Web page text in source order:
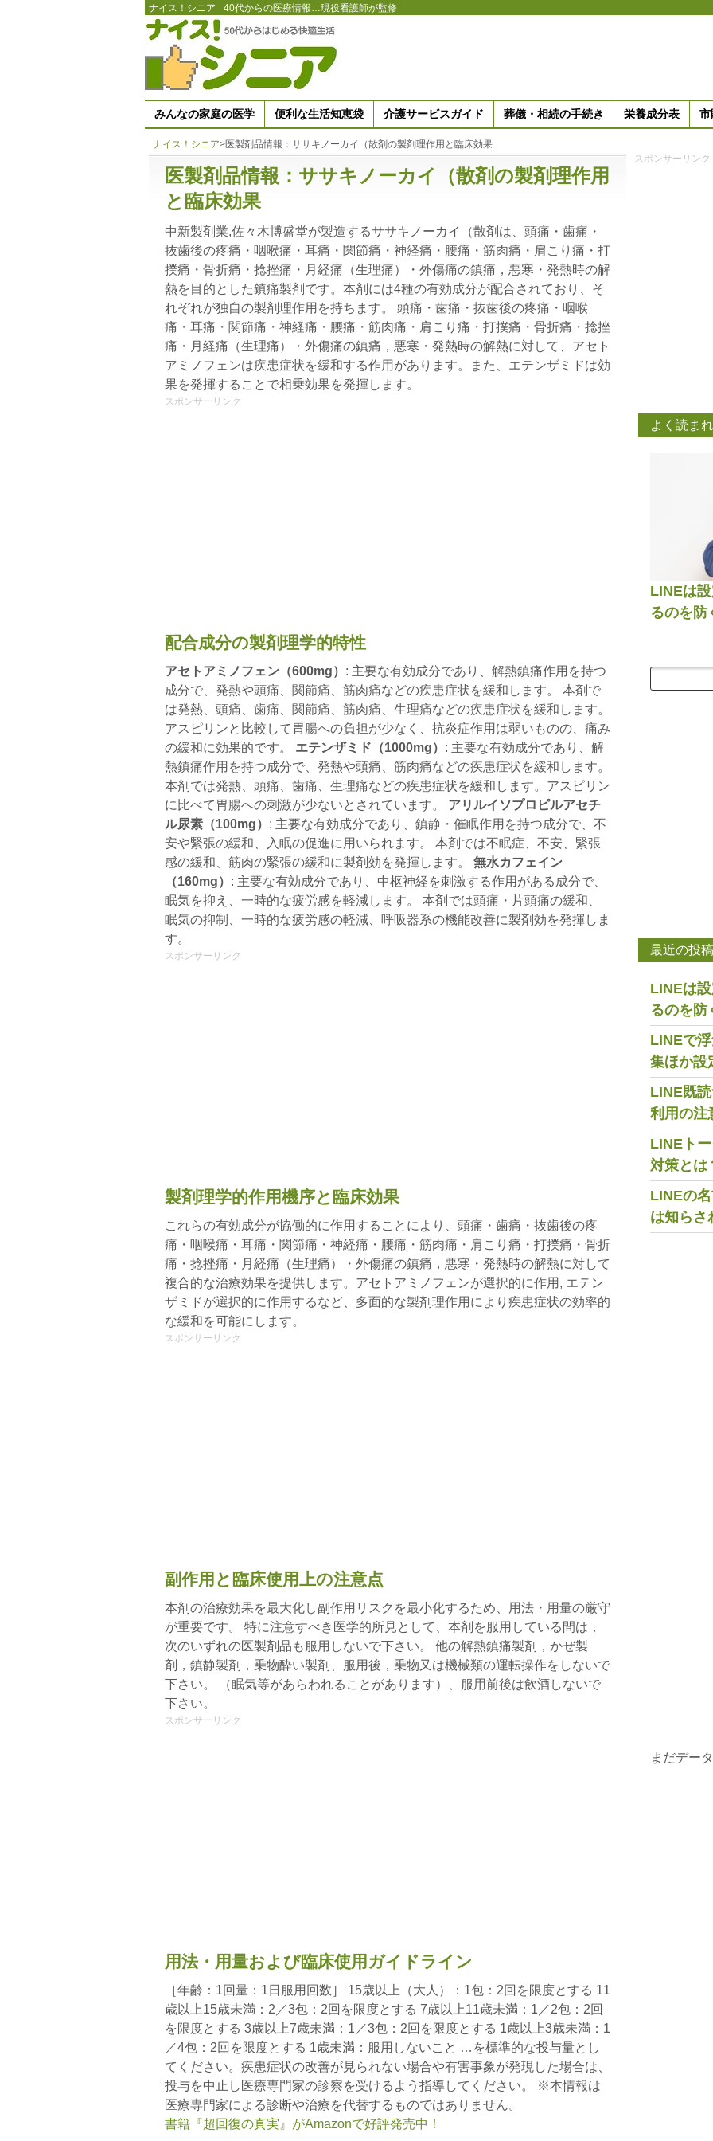
ナイス！シニア 40代からの医療情報…現役看護師が監修
みんなの家庭の医学 便利な生活知恵袋 介護サービスガイド 葬儀・相続の手続き 栄養成分表 市
ナイス！シニア>医製剤品情報：ササキノーカイ（散剤の製剤理作用と臨床効果
医製剤品情報：ササキノーカイ（散剤の製剤理作用
と臨床効果
中新製剤業,佐々木博盛堂が製造するササキノーカイ（散剤は、頭痛・歯痛・
抜歯後の疼痛・咽喉痛・耳痛・関節痛・神経痛・腰痛・筋肉痛・肩こり痛・打
撲痛・骨折痛・捻挫痛・月経痛（生理痛）・外傷痛の鎮痛，悪寒・発熱時の解
熱を目的とした鎮痛製剤です。本剤には4種の有効成分が配合されており、そ
れぞれが独自の製剤理作用を持ちます。 頭痛・歯痛・抜歯後の疼痛・咽喉
痛・耳痛・関節痛・神経痛・腰痛・筋肉痛・肩こり痛・打撲痛・骨折痛・捻挫
痛・月経痛（生理痛）・外傷痛の鎮痛，悪寒・発熱時の解熱に対して、アセト
アミノフェンは疾患症状を緩和する作用があります。また、エテンザミドは効
果を発揮することで相乗効果を発揮します。
スポンサーリンク
配合成分の製剤理学的特性
アセトアミノフェン（600mg） : 主要な有効成分であり、解熱鎮痛作用を持つ
成分で、発熱や頭痛、関節痛、筋肉痛などの疾患症状を緩和します。 本剤で
は発熱、頭痛、歯痛、関節痛、筋肉痛、生理痛などの疾患症状を緩和します。
アスピリンと比較して胃腸への負担が少なく、抗炎症作用は弱いものの、痛み
の緩和に効果的です。 エテンザミド（1000mg） : 主要な有効成分であり、解
熱鎮痛作用を持つ成分で、発熱や頭痛、筋肉痛などの疾患症状を緩和します。
本剤では発熱、頭痛、歯痛、生理痛などの疾患症状を緩和します。アスピリン
に比べて胃腸への刺激が少ないとされています。 アリルイソプロピルアセチ
ル尿素（100mg） : 主要な有効成分であり、鎮静・催眠作用を持つ成分で、不
安や緊張の緩和、入眠の促進に用いられます。 本剤では不眠症、不安、緊張
感の緩和、筋肉の緊張の緩和に製剤効を発揮します。 無水カフェイン
（160mg） : 主要な有効成分であり、中枢神経を刺激する作用がある成分で、
眠気を抑え、一時的な疲労感を軽減します。 本剤では頭痛・片頭痛の緩和、
眠気の抑制、一時的な疲労感の軽減、呼吸器系の機能改善に製剤効を発揮しま
す。
スポンサーリンク
製剤理学的作用機序と臨床効果
これらの有効成分が協働的に作用することにより、頭痛・歯痛・抜歯後の疼
痛・咽喉痛・耳痛・関節痛・神経痛・腰痛・筋肉痛・肩こり痛・打撲痛・骨折
痛・捻挫痛・月経痛（生理痛）・外傷痛の鎮痛，悪寒・発熱時の解熱に対して
複合的な治療効果を提供します。アセトアミノフェンが選択的に作用, エテン
ザミドが選択的に作用するなど、多面的な製剤理作用により疾患症状の効率的
な緩和を可能にします。
スポンサーリンク
副作用と臨床使用上の注意点
本剤の治療効果を最大化し副作用リスクを最小化するため、用法・用量の厳守
が重要です。 特に注意すべき医学的所見として、本剤を服用している間は，
次のいずれの医製剤品も服用しないで下さい。 他の解熱鎮痛製剤，かぜ製
剤，鎮静製剤，乗物酔い製剤、服用後，乗物又は機械類の運転操作をしないで
下さい。 （眠気等があらわれることがあります）、服用前後は飲酒しないで
下さい。
スポンサーリンク
用法・用量および臨床使用ガイドライン
［年齢：1回量：1日服用回数］ 15歳以上（大人）：1包：2回を限度とする 11
歳以上15歳未満：2／3包：2回を限度とする 7歳以上11歳未満：1／2包：2回
を限度とする 3歳以上7歳未満：1／3包：2回を限度とする 1歳以上3歳未満：1
／4包：2回を限度とする 1歳未満：服用しないこと …を標準的な投与量とし
てください。疾患症状の改善が見られない場合や有害事象が発現した場合は、
投与を中止し医療専門家の診察を受けるよう指導してください。 ※本情報は
医療専門家による診断や治療を代替するものではありません。
書籍『超回復の真実』がAmazonで好評発売中！
スポンサーリンク
よく読ま
LINEは
るのを防
最近の投稿
LINEは
るのを防
LINEで
集ほか設
LINE既
利用の注
LINEト
対策とは
LINEの
は知らさ
まだデー